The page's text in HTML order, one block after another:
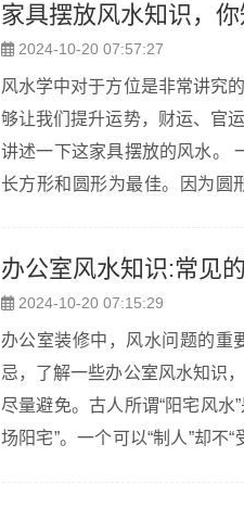
家具摆放风水知识，你
2024-10-20 07:57:27
风水学中对于方位是非常讲究
够让我们提升运势，财运、官
讲述一下这家具摆放的风水。 一、圆形、长方形木质家具提升运势： 若是想提升运势，还是以
长方形和圆形为最佳。因为圆
办公室风水知识:常见
2024-10-20 07:15:29
办公室装修中，风水问题的重
忌，了解一些办公室风水知识
尽量避免。古人所谓“阳宅风水
场阳宅”。一个可以“制人”却不